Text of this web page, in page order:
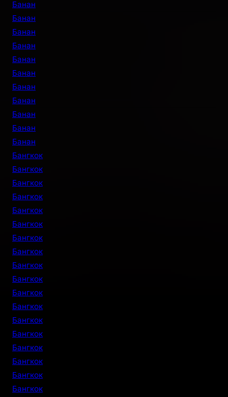
Банан
Банан
Банан
Банан
Банан
Банан
Банан
Банан
Банан
Банан
Банан
Бангкок
Бангкок
Бангкок
Бангкок
Бангкок
Бангкок
Бангкок
Бангкок
Бангкок
Бангкок
Бангкок
Бангкок
Бангкок
Бангкок
Бангкок
Бангкок
Бангкок
Бангкок